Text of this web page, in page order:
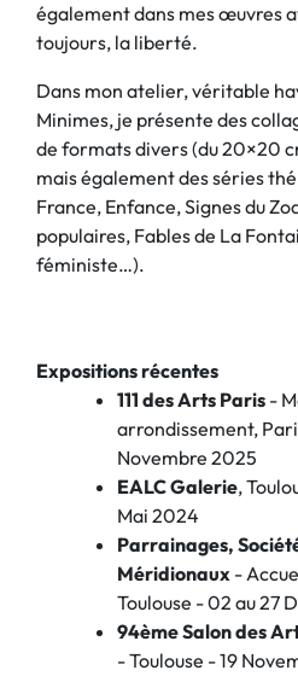
également dans mes œuvres
toujours, la liberté.
Dans mon atelier, véritable
Minimes, je présente des
de formats divers (du 20×20
mais également des séries
France, Enfance, Signes du
populaires, Fables de La
féministe…).
Expositions récentes
111 des Arts Paris -
arrondissement,
Novembre 2025
EALC Galerie,
Mai 2024
Parrainages,
Méridionaux -
Toulouse - 02 au 27
94ème Salon des
- Toulouse - 19